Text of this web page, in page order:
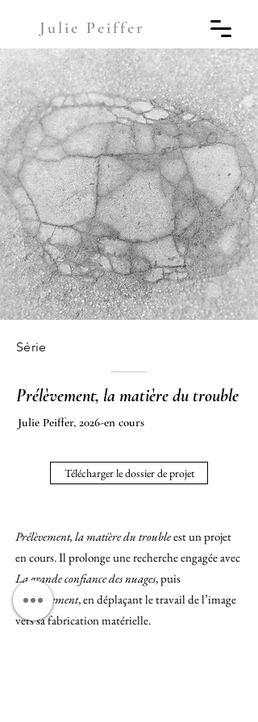
Julie Peiffer
Série
Prélèvement, la matière du trouble
Julie Peiffer, 2026-en cours
Télécharger le dossier de projet
Prélèvement, la matière du troubleest un projet
en cours. Il prolonge une recherche engagée avec
La grande confiance des nuages, puis
Renversement, en déplaçant le travail de l’image
vers sa fabrication matérielle.